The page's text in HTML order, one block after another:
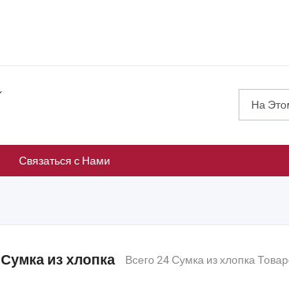
На
Связаться с Нами
Сумка из хлопка Всего 24 Сумка из хлопка